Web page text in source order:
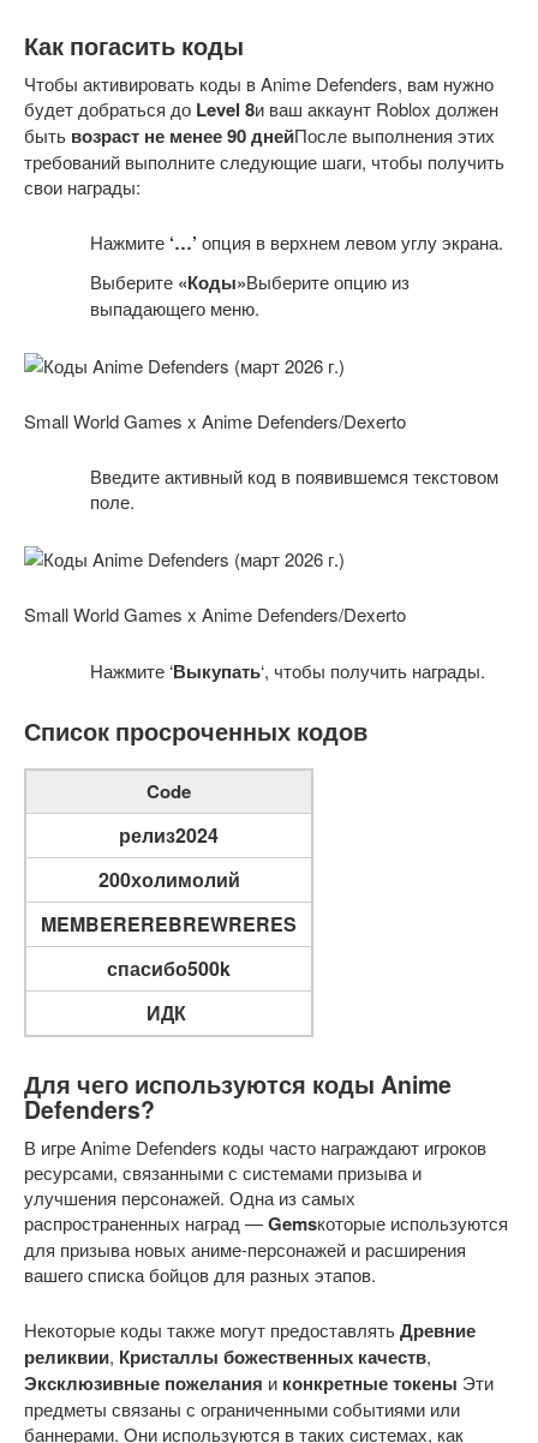
Как погасить коды
Чтобы активировать коды в Anime Defenders, вам нужно
будет добраться до Level 8и ваш аккаунт Roblox должен
быть возраст не менее 90 днейПосле выполнения этих
требований выполните следующие шаги, чтобы получить
свои награды:
Нажмите ‘…’ опция в верхнем левом углу экрана.
Выберите «Коды»Выберите опцию из
выпадающего меню.
Small World Games x Anime Defenders/Dexerto
Введите активный код в появившемся текстовом
поле.
Small World Games x Anime Defenders/Dexerto
Нажмите ‘Выкупать‘, чтобы получить награды.
Список просроченных кодов
Code
релиз2024
200холимолий
MEMBEREREBREWRERES
спасибо500k
ИДК
Для чего используются коды Anime
Defenders?
В игре Anime Defenders коды часто награждают игроков
ресурсами, связанными с системами призыва и
улучшения персонажей. Одна из самых
распространенных наград —Gemsкоторые используются
для призыва новых аниме-персонажей и расширения
вашего списка бойцов для разных этапов.
Некоторые коды также могут предоставлятьДревние
реликвии, Кристаллы божественных качеств,
Эксклюзивные пожелания и конкретные токены Эти
предметы связаны с ограниченными событиями или
баннерами. Они используются в таких системах, как